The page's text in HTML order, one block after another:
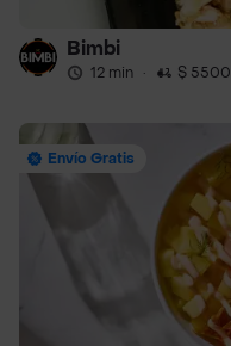
Bimbi
12 min · $ 5500
Envío Gratis